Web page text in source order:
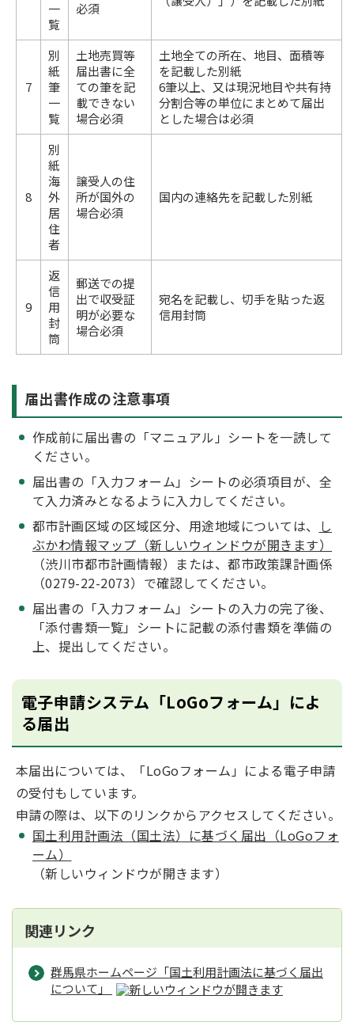
一
覧
必須
7
別
紙
筆
一
覧
土地売買等
届出書に全
ての筆を記
載できない
場合必須
土地全ての所在、地目、面積等
を記載した別紙
6筆以上、又は現況地目や共有持
分割合等の単位にまとめて届出
とした場合は必須
8
別
紙
海
外
居
住
者
譲受人の住
所が国外の
場合必須
国内の連絡先を記載した別紙
9
返
信
用
封
筒
郵送での提
出で収受証
明が必要な
場合必須
宛名を記載し、切手を貼った返
信用封筒
届出書作成の注意事項
作成前に届出書の「マニュアル」シートを一読して
ください。
届出書の「入力フォーム」シートの必須項目が、全
て入力済みとなるように入力してください。
都市計画区域の区域区分、用途地域については、 し
ぶかわ情報マップ（新しいウィンドウが開きます）
（渋川市都市計画情報）または、都市政策課計画係
（0279-22-2073）で確認してください。
届出書の「入力フォーム」シートの入力の完了後、
「添付書類一覧」シートに記載の添付書類を準備の
上、提出してください。
電子申請システム「LoGoフォーム」によ
る届出
本届出については、「LoGoフォーム」による電子申請
の受付もしています。
申請の際は、以下のリンクからアクセスしてください。
国土利用計画法（国土法）に基づく届出（LoGoフォ
ーム）
（新しいウィンドウが開きます）
関連リンク
群馬県ホームページ「国土利用計画法に基づく届出
について」